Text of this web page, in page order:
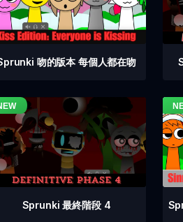
吻的版本 每個人都在吻
Sprunki 最終階段 4